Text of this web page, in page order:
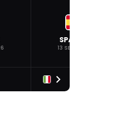
SPANJE
13 SEP. 2026